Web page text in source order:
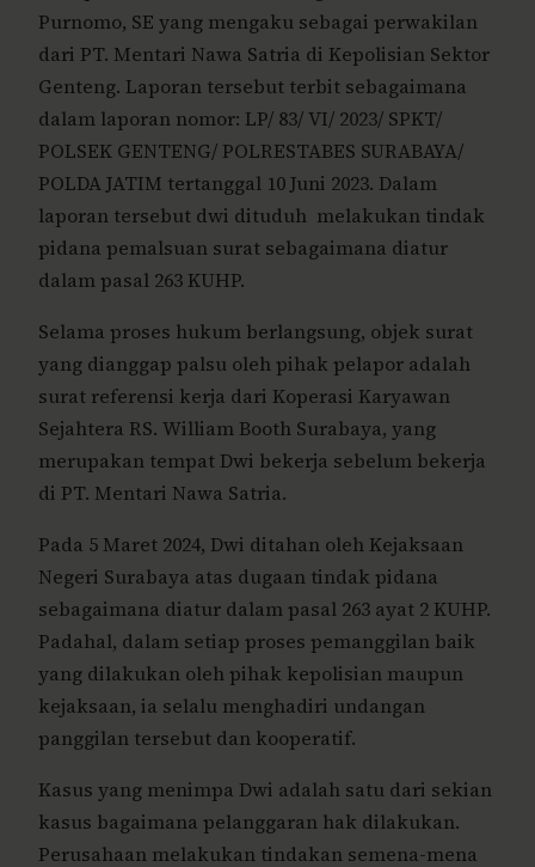
Purnomo, SE yang mengaku sebagai perwakilan
dari PT. Mentari Nawa Satria di Kepolisian Sektor
Genteng. Laporan tersebut terbit sebagaimana
dalam laporan nomor: LP/ 83/ VI/ 2023/ SPKT/
POLSEK GENTENG/ POLRESTABES SURABAYA/
POLDA JATIM tertanggal 10 Juni 2023. Dalam
laporan tersebut dwi dituduh melakukan tindak
pidana pemalsuan surat sebagaimana diatur
dalam pasal 263 KUHP.
Selama proses hukum berlangsung, objek surat
yang dianggap palsu oleh pihak pelapor adalah
surat referensi kerja dari Koperasi Karyawan
Sejahtera RS. William Booth Surabaya, yang
merupakan tempat Dwi bekerja sebelum bekerja
di PT. Mentari Nawa Satria.
Pada 5 Maret 2024, Dwi ditahan oleh Kejaksaan
Negeri Surabaya atas dugaan tindak pidana
sebagaimana diatur dalam pasal 263 ayat 2 KUHP.
Padahal, dalam setiap proses pemanggilan baik
yang dilakukan oleh pihak kepolisian maupun
kejaksaan, ia selalu menghadiri undangan
panggilan tersebut dan kooperatif.
Kasus yang menimpa Dwi adalah satu dari sekian
kasus bagaimana pelanggaran hak dilakukan.
Perusahaan melakukan tindakan semena-mena